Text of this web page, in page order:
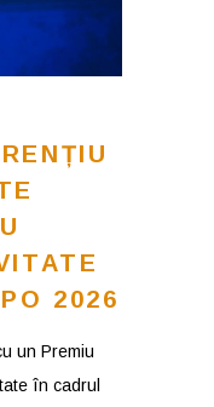
2026
un Premiu
în cadrul